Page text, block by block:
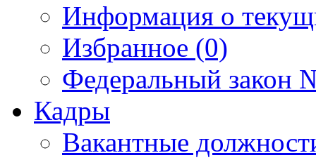
Информация о
Избранное (0)
Федеральный закон
Кадры
Вакантные